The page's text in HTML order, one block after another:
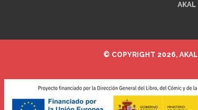
© COPYRIGHT 2026, AKAL